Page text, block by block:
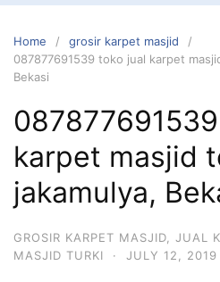
Home
grosir karpet masjid
087877691539 toko jual karpet
Bekasi
karpet masjid
jakamulya,
GROSIR KARPET MASJID JUAL
MASJID TURKI
· JULY 12, 2019